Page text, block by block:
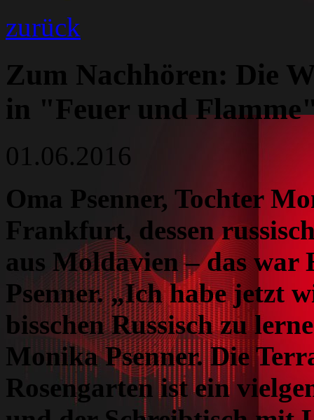
zurück
Zum Nachhören: Die
in "Feuer und
01.06.2016
Oma Psenner, Tochter
Frankfurt, dessen
aus Moldavien – das war
Psenner. „Ich habe jetzt
bisschen Russisch zu
Monika Psenner. Die
Rosengarten ist ein